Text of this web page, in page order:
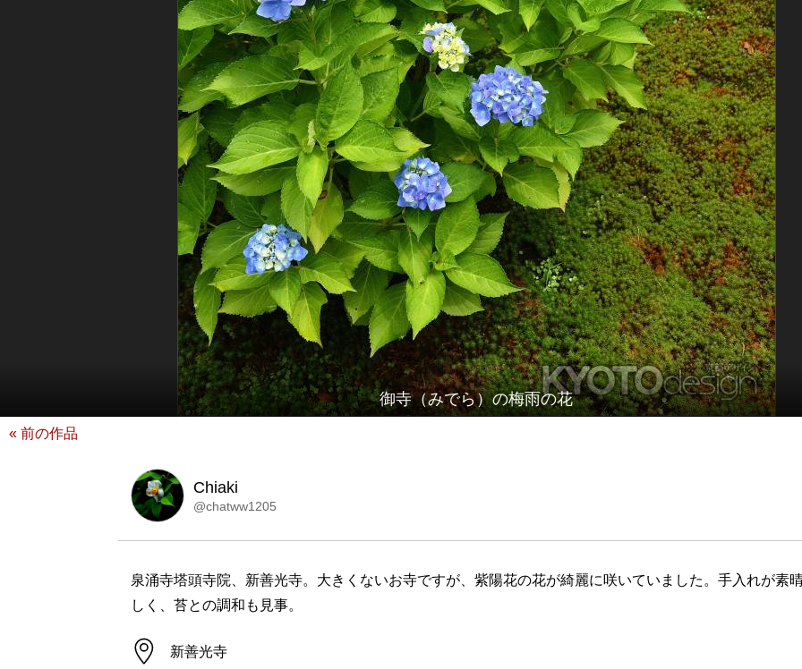
御寺（みでら）の梅雨の花
« 前の作品
Chiaki
@chatww1205
泉涌寺塔頭寺院、新善光寺。大きくないお寺ですが、紫陽花の花が綺麗に咲いていました。手入れが素
しく、苔との調和も見事。
新善光寺